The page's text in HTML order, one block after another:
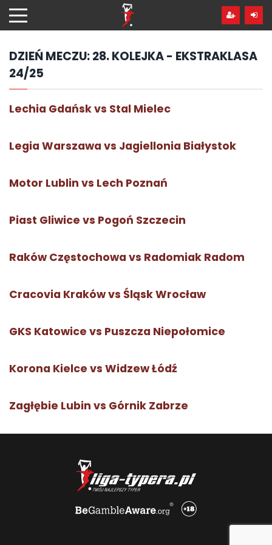
hdo
treści
DZIEŃ MECZU:28. KOLEJKA - EKSTRAKLASA
24/25
Lechia Gdańsk vs Stal Mielec
Legia Warszawa vs Jagiellonia Białystok
Motor Lublin vs Lech Poznań
Piast Gliwice vs Pogoń Szczecin
Raków Częstochowa vs Radomiak Radom
Cracovia Kraków vs Śląsk Wrocław
GKS Katowice vs Puszcza Niepołomice
Korona Kielce vs Widzew Łódź
Zagłębie Lubin vs Górnik Zabrze